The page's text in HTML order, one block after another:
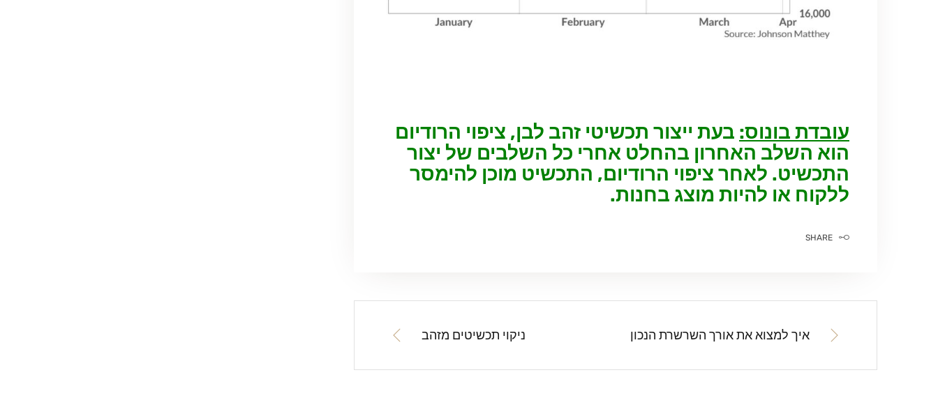
עובדת בונוס: בעת ייצור תכשיטי זהב לבן, ציפוי הרודיום
הוא השלב האחרון בהחלט אחרי כל השלבים של יצור
התכשיט. לאחר ציפוי הרודיום, התכשיט מוכן להימסר
ללקוח או להיות מוצג בחנות.
SHARE
איך למצוא את אורך השרשרת הנכון ניקוי תכשיטים מזהב